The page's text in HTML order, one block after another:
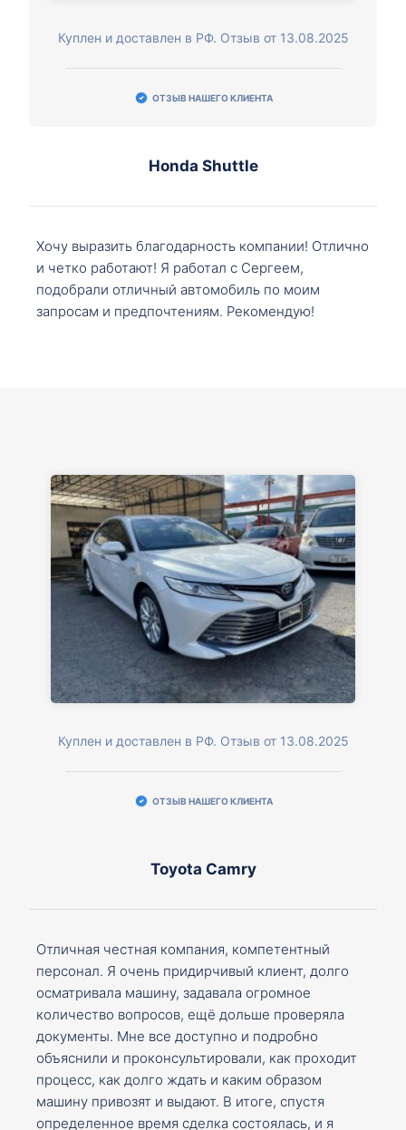
Куплен и доставлен в РФ. Отзыв от 13.08.2025
ОТЗЫВ НАШЕГО КЛИЕНТА
Honda Shuttle
Хочу выразить благодарность компании! Отлично
и четко работают! Я работал с Сергеем,
подобрали отличный автомобиль по моим
запросам и предпочтениям. Рекомендую!
Куплен и доставлен в РФ. Отзыв от 13.08.2025
ОТЗЫВ НАШЕГО КЛИЕНТА
Toyota Camry
Отличная честная компания, компетентный
персонал. Я очень придирчивый клиент, долго
осматривала машину, задавала огромное
количество вопросов, ещё дольше проверяла
документы. Мне все доступно и подробно
объяснили и проконсультировали, как проходит
процесс, как долго ждать и каким образом
машину привозят и выдают. В итоге, спустя
определенное время сделка состоялась, и я